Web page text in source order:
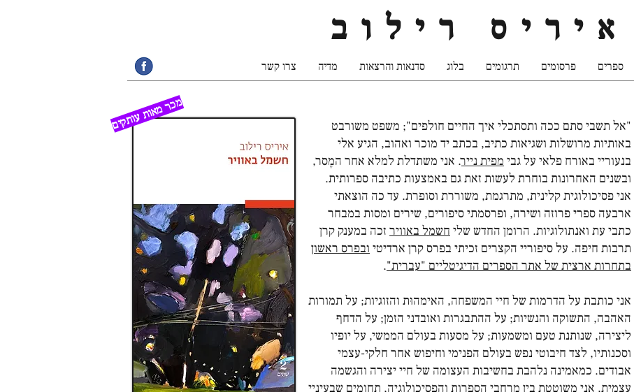
איריס רילוב
ספרים פרסומים תרגומים בלוג סדנאות והרצאות מדיה צרו קשר
מכר מאות עותקים
"אל תשבי סתם ככה ותסתכלי איך החיים חולפים"; משפט משורבט
באותיות מרושלות ושגיאות כתיב, בכתב יד מוכר ואהוב, הגיע אלי
בנעוריי באורח פלאי על גבי מפית נייר. אני משתדלת למלא אחר המֶסר,
ובשנים האחרונות בוחרת לעשות זאת גם באמצעות כתיבה ספרותית.
אני פסיכולוגית קלינית, מתרגמת, משוררת וסופרת. עד כה הוצאתי
ארבעה ספרי פרוזה ושירה, ופרסמתי סיפורים, שירים ומסות במבחר
כתבי עת ואנתולוגיות. הרומן החדש שלי חשמל באוויר זכה במענק קרן
תרבות חיפה. על סיפוריי הקצרים זכיתי בפרס קרן ארדיטי ובפרס ראשון
בתחרות ארצית של אתר הספרים הדיגיטליים "עברית".
אני כותבת על הדרמות של חיי המשפחה, האימהוּת והזוגיות; על תמורות
האהבה, התשוקה והנשיות; על ההתבגרות ואובדני הזמן; על הדחף
ליצירה, שנותנת טעם ומשמעות; על מסעות בעולם הממשי, על יופיו
וסכנותיו, לצד חיבוטי נפש בעולם הפנימי וחיפוש אחר חלקי-עצמי
אבודים. כמאמינה נלהבת בחשיבות העצומה של חיי יצירה והגשמה
עצמית, אני משוטטת בין מרחבי הספרות והפסיכולוגיה, תחומים שבעיניי